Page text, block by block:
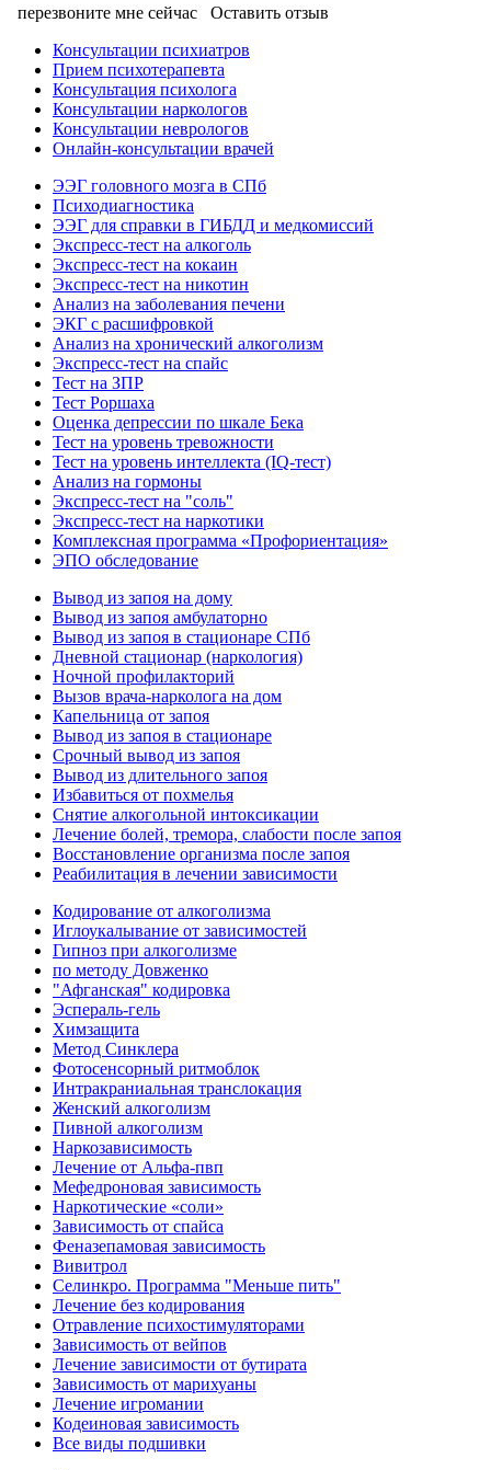
перезвоните мне сейчас
Оставить отзыв
Консультации психиатров
Прием психотерапевта
Консультация психолога
Консультации наркологов
Консультации неврологов
Онлайн-консультации врачей
ЭЭГ головного мозга в СПб
Психодиагностика
ЭЭГ для справки в ГИБДД и медкомиссий
Экспресс-тест на алкоголь
Экспресс-тест на кокаин
Экспресс-тест на никотин
Анализ на заболевания печени
ЭКГ с расшифровкой
Анализ на хронический алкоголизм
Экспресс-тест на спайс
Тест на ЗПР
Тест Роршаха
Оценка депрессии по шкале Бека
Тест на уровень тревожности
Тест на уровень интеллекта (IQ-тест)
Анализ на гормоны
Экспресс-тест на "соль"
Экспресс-тест на наркотики
Комплексная программа «Профориентация»
ЭПО обследование
Вывод из запоя на дому
Вывод из запоя амбулаторно
Вывод из запоя в стационаре СПб
Дневной стационар (наркология)
Ночной профилакторий
Вызов врача-нарколога на дом
Капельница от запоя
Вывод из запоя в стационаре
Срочный вывод из запоя
Вывод из длительного запоя
Избавиться от похмелья
Снятие алкогольной интоксикации
Лечение болей, тремора, слабости после запоя
Восстановление организма после запоя
Реабилитация в лечении зависимости
Кодирование от алкоголизма
Иглоукалывание от зависимостей
Гипноз при алкоголизме
по методу Довженко
"Афганская" кодировка
Эспераль-гель
Химзащита
Метод Синклера
Фотосенсорный ритмоблок
Интракраниальная транслокация
Женский алкоголизм
Пивной алкоголизм
Наркозависимость
Лечение от Альфа-пвп
Мефедроновая зависимость
Наркотические «соли»
Зависимость от спайса
Феназепамовая зависимость
Вивитрол
Селинкро. Программа "Меньше пить"
Лечение без кодирования
Отравление психостимуляторами
Зависимость от вейпов
Лечение зависимости от бутирата
Зависимость от марихуаны
Лечение игромании
Кодеиновая зависимость
Все виды подшивки